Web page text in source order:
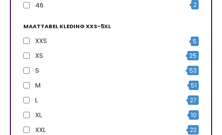
46 2
MAATTABEL KLEDING XXS-5XL
XXS 5
XS 25
S 53
M 51
L 27
XL 10
XXL 22